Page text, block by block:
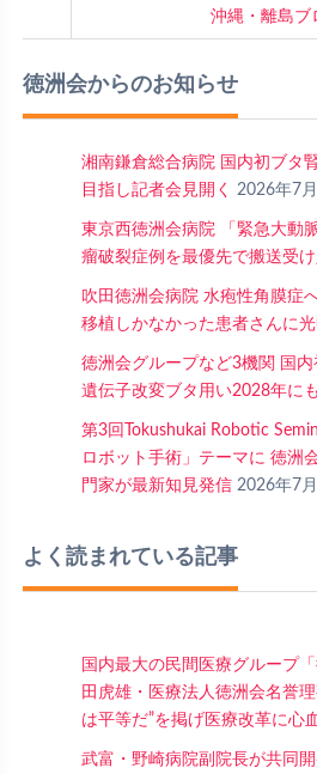
沖縄・離島ブ
徳洲会からのお知らせ
湘南鎌倉総合病院 国内初ブタ
目指し記者会見開く
2026年7
東京西徳洲会病院 「緊急大動
瘤破裂症例を最優先で搬送受
吹田徳洲会病院 水疱性角膜症
移植しかなかった患者さんに光
徳洲会グループなど3機関 国
遺伝子改変ブタ用い2028年に
第3回Tokushukai Robotic
ロボット手術」テーマに 徳洲
門家が最新知見発信 2026年7
よく読まれている記事
国内最大の民間医療グループ
田虎雄・医療法人徳洲会名誉
は平等だ”を掲げ医療改革に心
武富・野崎病院副院長が共同